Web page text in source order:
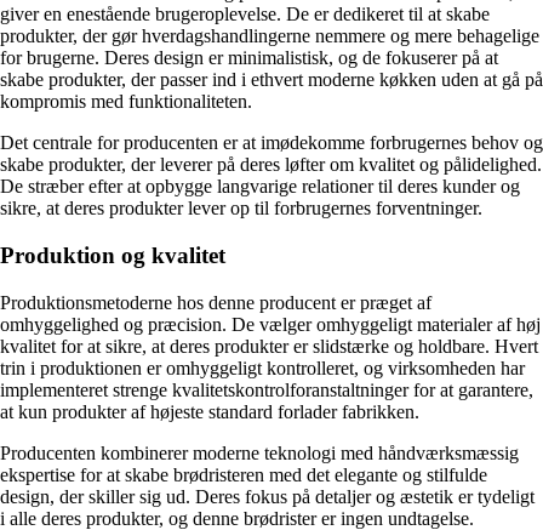
giver en enestående brugeroplevelse. De er dedikeret til at skabe
produkter, der gør hverdagshandlingerne nemmere og mere behagelige
for brugerne. Deres design er minimalistisk, og de fokuserer på at
skabe produkter, der passer ind i ethvert moderne køkken uden at gå på
kompromis med funktionaliteten.
Det centrale for producenten er at imødekomme forbrugernes behov og
skabe produkter, der leverer på deres løfter om kvalitet og pålidelighed.
De stræber efter at opbygge langvarige relationer til deres kunder og
sikre, at deres produkter lever op til forbrugernes forventninger.
Produktion og kvalitet
Produktionsmetoderne hos denne producent er præget af
omhyggelighed og præcision. De vælger omhyggeligt materialer af høj
kvalitet for at sikre, at deres produkter er slidstærke og holdbare. Hvert
trin i produktionen er omhyggeligt kontrolleret, og virksomheden har
implementeret strenge kvalitetskontrolforanstaltninger for at garantere,
at kun produkter af højeste standard forlader fabrikken.
Producenten kombinerer moderne teknologi med håndværksmæssig
ekspertise for at skabe brødristeren med det elegante og stilfulde
design, der skiller sig ud. Deres fokus på detaljer og æstetik er tydeligt
i alle deres produkter, og denne brødrister er ingen undtagelse.